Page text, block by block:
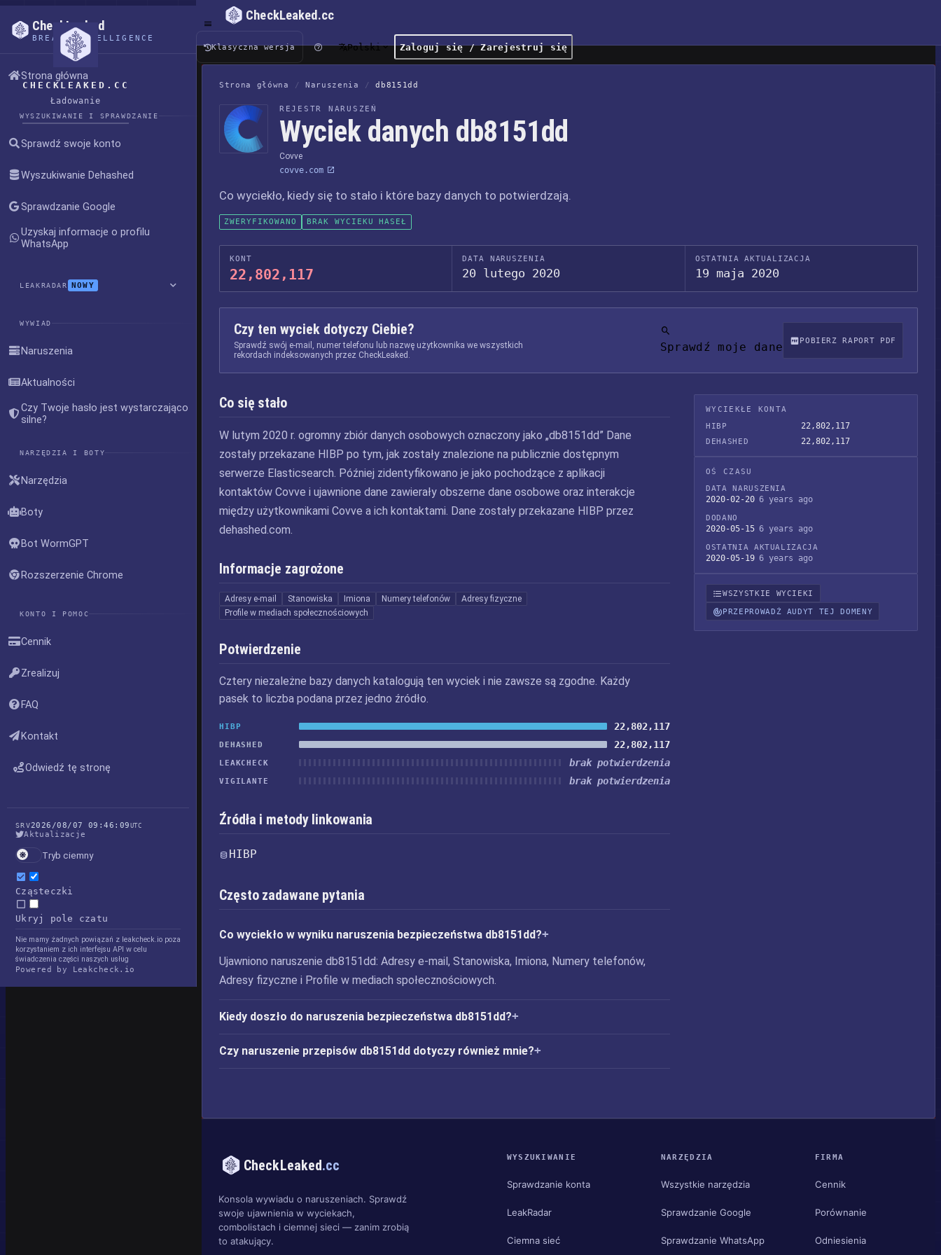
CHECKLEAKED.CC
Ładowanie
CheckLeaked
BREACH INTELLIGENCE
Strona główna
WYSZUKIWANIE I SPRAWDZANIE
Sprawdź swoje konto
Wyszukiwanie Dehashed
Sprawdzanie Google
Uzyskaj informacje o profilu
WhatsApp
LEAKRADAR NOWY
WYWIAD
Naruszenia
Aktualności
Czy Twoje hasło jest wystarczająco
silne?
NARZĘDZIA I BOTY
Narzędzia
Boty
Bot WormGPT
Rozszerzenie Chrome
KONTO I POMOC
Cennik
Zrealizuj
FAQ
Kontakt
Odwiedź tę stronę
SRV2026/08/07 09:46:09UTC
Aktualizacje
Tryb ciemny
Cząsteczki
Ukryj pole czatu
Nie mamy żadnych powiązań z leakcheck.io poza
korzystaniem z ich interfejsu API w celu
świadczenia części naszych usług
Powered by Leakcheck.io
CheckLeaked.cc
Klasyczna wersja Polski Zaloguj się / Zarejestruj się
Strona główna / Naruszenia / db8151dd
REJESTR NARUSZEŃ
Wyciek danych db8151dd
Covve
covve.com
Co wyciekło, kiedy się to stało i które bazy danych to potwierdzają.
ZWERYFIKOWANO BRAK WYCIEKU HASEŁ
KONT
22,802,117
DATA NARUSZENIA
20 lutego 2020
OSTATNIA AKTUALIZACJA
19 maja 2020
Czy ten wyciek dotyczy Ciebie?
Sprawdź swój e-mail, numer telefonu lub nazwę użytkownika we wszystkich
rekordach indeksowanych przez CheckLeaked.
Sprawdź moje dane POBIERZ RAPORT PDF
Co się stało
W lutym 2020 r. ogromny zbiór danych osobowych oznaczony jako „db8151dd” Dane
zostały przekazane HIBP po tym, jak zostały znalezione na publicznie dostępnym
serwerze Elasticsearch. Później zidentyfikowano je jako pochodzące z aplikacji
kontaktów Covve i ujawnione dane zawierały obszerne dane osobowe oraz interakcje
między użytkownikami Covve a ich kontaktami. Dane zostały przekazane HIBP przez
dehashed.com.
Informacje zagrożone
Adresy e-mail Stanowiska Imiona Numery telefonów
Adresy fizyczne
Profile w mediach społecznościowych
Potwierdzenie
Cztery niezależne bazy danych katalogują ten wyciek i nie zawsze są zgodne. Każdy
pasek to liczba podana przez jedno źródło.
HIBP 22,802,117
DEHASHED 22,802,117
LEAKCHECK brak potwierdzenia
VIGILANTE brak potwierdzenia
Źródła i metody linkowania
HIBP
Często zadawane pytania
Co wyciekło w wyniku naruszenia bezpieczeństwa db8151dd?
Ujawniono naruszenie db8151dd: Adresy e-mail, Stanowiska, Imiona, Numery telefonów,
Adresy fizyczne i Profile w mediach społecznościowych.
Kiedy doszło do naruszenia bezpieczeństwa db8151dd?
Czy naruszenie przepisów db8151dd dotyczy również mnie?
WYCIEKŁE KONTA
HIBP
22,802,117
DEHASHED 22,802,117
OŚ CZASU
DATA NARUSZENIA
2020-02-20 6 years ago
DODANO
2020-05-15 6 years ago
OSTATNIA AKTUALIZACJA
2020-05-19 6 years ago
WSZYSTKIE WYCIEKI
PRZEPROWADŹ AUDYT TEJ DOMENY
CheckLeaked.cc
Konsola wywiadu o naruszeniach. Sprawdź
swoje ujawnienia w wyciekach,
combolistach i ciemnej sieci — zanim zrobią
to atakujący.
WYSZUKIWANIE
Sprawdzanie konta
LeakRadar
Ciemna sieć
NARZĘDZIA
Wszystkie narzędzia
Sprawdzanie Google
Sprawdzanie WhatsApp
FIRMA
Cennik
Porównanie
Odniesienia